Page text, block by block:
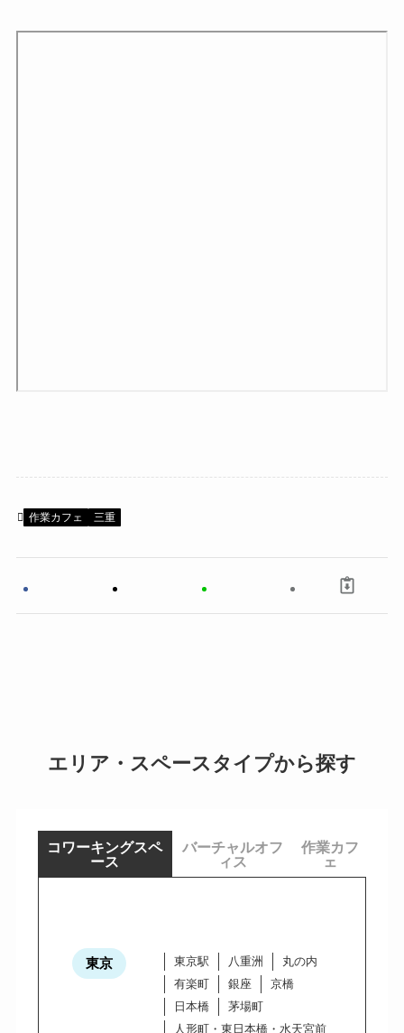
作業カフェ 三重
エリア・スペースタイプから探す
コワーキングスペ
ース
バーチャルオフ
ィス
作業カフ
ェ
東京 東京駅 八重洲
丸の内
有楽町
銀座
京橋
日本橋
茅場町
人形町・東日本橋・水天宮前